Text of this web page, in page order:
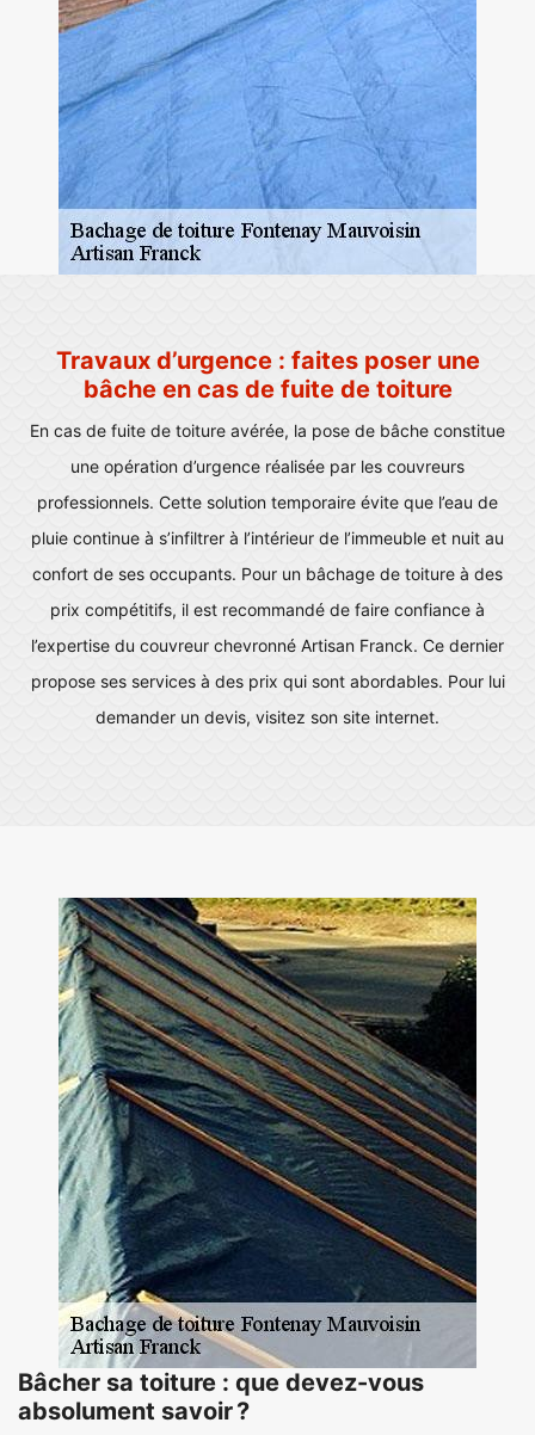
Travaux d’urgence : faites poser une
bâche en cas de fuite de toiture
En cas de fuite de toiture avérée, la pose de bâche constitue
une opération d’urgence réalisée par les couvreurs
professionnels. Cette solution temporaire évite que l’eau de
pluie continue à s’infiltrer à l’intérieur de l’immeuble et nuit au
confort de ses occupants. Pour un bâchage de toiture à des
prix compétitifs, il est recommandé de faire confiance à
l’expertise du couvreur chevronné Artisan Franck. Ce dernier
propose ses services à des prix qui sont abordables. Pour lui
demander un devis, visitez son site internet.
Bâcher sa toiture : que devez-vous
absolument savoir ?